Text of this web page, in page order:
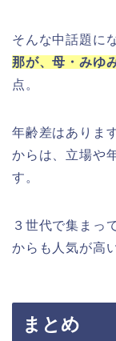
そんな中話題に
那が、母・みゆ
点。
年齢差はありま
からは、立場や
す。
３世代で集まっ
からも人気が高
まとめ